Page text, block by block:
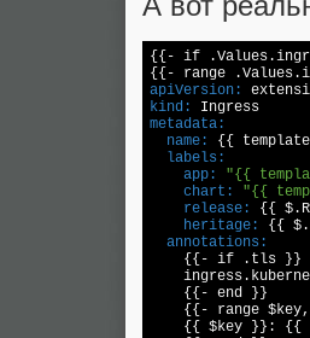
{{- if
apiVersion:
kind:
metadata:
  name:
{{
  labels:
    app:
"{{
    chart:
"{{
    release:
    heritage:
  annotations:
{{- if .tls }}
    {{- end }}
{{- range
{{ $key }}: {{